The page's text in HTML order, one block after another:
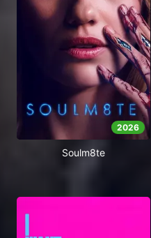
2026
Soulm8te